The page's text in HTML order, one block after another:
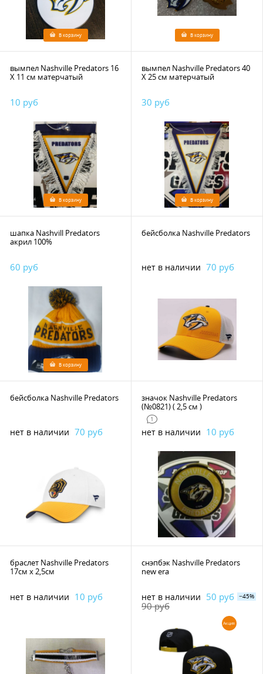
В корзину В корзину
вымпел Nashville Predators 16
Х 11 см матерчатый
10 руб
В корзину
вымпел Nashville Predators 40
Х 25 см матерчатый
30 руб
В корзину
шапка Nashvill Predators
акрил 100%
60 руб
В корзину
бейсболка Nashville Predators
нет в наличии 70 руб
бейсболка Nashville Predators
нет в наличии 70 руб
значок Nashville Predators
(№0821) ( 2,5 см )
1
нет в наличии 10 руб
браслет Nashville Predators
17см х 2,5см
нет в наличии 10 руб
снэпбэк Nashville Predators
new era
нет в наличии
50 руб
90 руб
−45%
Акция